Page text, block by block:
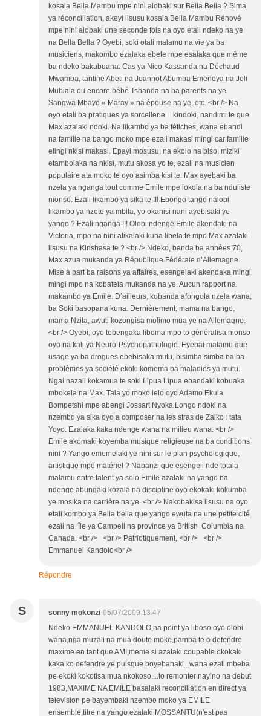
kosala Bella Mambu mpe nini alobaki sur Bella Bella ? Sima
ya réconciliation, akeyi lisusu kosala Bella Mambu Rénové
mpe nini alobaki une seconde fois na oyo etali ndeko na ye
na Bella Bella ? Oyebi, soki otali malamu na vie ya ba
musiciens, makombo ezalaka ebele mpe esalaka que même
ba ndeko bakabuana. Cas ya Nico Kassanda na Déchaud
Mwamba, tantine Abeti na Jeannot Abumba Emeneya na Joli
Mubiala ou encore bébé Tshanda na ba parents na ye
Sangwa Mbayo « Maray » na épouse na ye, etc. <br /> Na
oyo etali ba pratiques ya sorcellerie = kindoki, nandimi te que
Max azalaki ndoki. Na likambo ya ba fétiches, wana ebandi
na famille na bango moko mpe ezali makasi mingi car famille
elingi nkisi makasi. Epayi mosusu, na ekolo na biso, miziki
etambolaka na nkisi, mutu akosa yo te, ezali na musicien
populaire ata moko te oyo asimba kisi te. Max ayebaki ba
nzela ya nganga tout comme Emile mpe lokola na ba nduliste
nionso. Ezali likambo ya sika te !!! Ebongo tango nalobi
likambo ya nzete ya mbila, yo okanisi nani ayebisaki ye
yango ? Ezali nganga !!! Olobi ndenge Emile akendaki na
Victoria, mpo na nini atikalaki kuna libela te mpo Max azalaki
lisusu na Kinshasa te ? <br /> Ndeko, banda ba années 70,
Max azua mukanda ya République Fédérale d’Allemagne.
Mise à part ba raisons ya affaires, esengelaki akendaka mingi
mingi mpo na kobatela mukanda na ye. Aucun rapport na
makambo ya Emile. D’ailleurs, kobanda afongola nzela wana,
ba Soki basopana kuna. Dernièrement, mama na bango,
mama Nzita, awuti kozongisa molimo mua ye na Allemagne.
<br /> Oyebi, oyo tobengaka liboma mpo to généralisa nionso
oyo na kati ya Neuro-Psychopathologie. Eyebai malamu que
usage ya ba drogues ebebisaka mutu, bisimba simba na ba
problèmes ya société ekoki komema ba maladies ya mutu.
Ngai nazali kokamua te soki Lipua Lipua ebandaki kobuaka
mbokela na Max. Tala yo moko lelo oyo Adamo Ekula
Bompetshi mpe abengi Jossart Nyoka Longo ndoki na
nzembo ya sika oyo a composer na les stras de Zaiko : tata
Yoyo. Ezalaka kaka ndenge wana na milieu wana. <br />
Emile akomaki koyemba musique religieuse na ba conditions
nini ? Yango ememelaki ye nini sur le plan psychologique,
artistique mpe matériel ? Nabanzi que esengeli nde totala
malamu entre talent ya solo Emile azalaki na yango na
ndenge abungaki kozala na discipline oyo ekokaki kokumba
ye mosika na carrière na ye. <br /> Nakobakisa lisusu na oyo
etali kombo ya Bella bella que yango ewuta na une petite cité
ezali na île ya Campell na province ya British Columbia na
Canada. <br /> <br /> Patriotiquement, <br /> <br />
Emmanuel Kandolo<br />
Répondre
S sonny mokonzi 05/07/2009 13:47
Ndeko EMMANUEL KANDOLO,na point ya liboso oyo olobi
wana,nga muzali na mua doute moke,pamba te o defendre
maxime en tant que AMI,meme si azalaki coupable okokaki
kaka ko defendre ye puisque boyebanaki...wana ezali mbeba
pe ekoki kokotisa mua nkokoso....to remonter nayino na debut
1983,MAXIME NA EMILE basalaki reconciliation en direct ya
television pe bayembaki nzembo moko ya EMILE
ensemble,titre na yango ezalaki MOSSANTU(n'est pas